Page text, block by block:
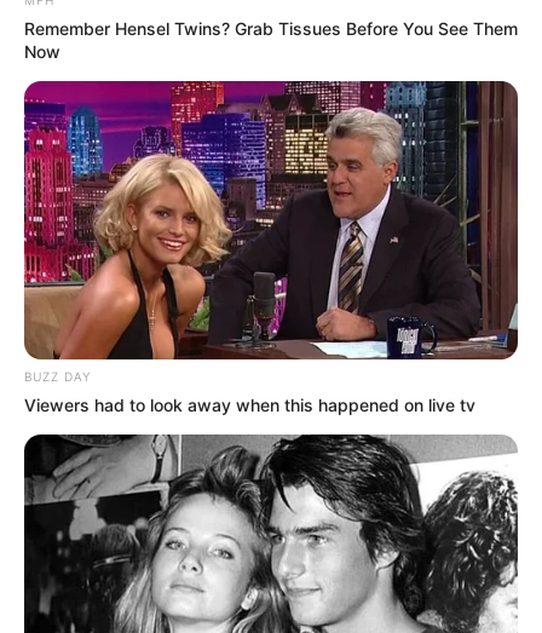
Anti Mainstream, 10 Cara
Membawa Barang Belanjaan
Versi Warga Thailand
Langka Banget! 10 Pose Lucu
Katak yang Bikin Ketawa
Gemes
Remember Hensel Twins? Grab Tissues Before You See Them
Now
BUZZ DAY
Viewers had to look away when this happened on live tv